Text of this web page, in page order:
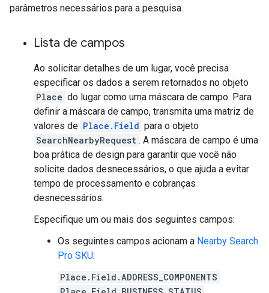
parâmetros necessários para a pesquisa.
Lista de campos
Ao solicitar detalhes de um lugar, você precisa
especificar os dados a serem retornados no objeto
Place do lugar como uma máscara de campo. Para
definir a máscara de campo, transmita uma matriz de
valores de Place.Field para o objeto
SearchNearbyRequest . A máscara de campo é uma
boa prática de design para garantir que você não
solicite dados desnecessários, o que ajuda a evitar
tempo de processamento e cobranças
desnecessários.
Especifique um ou mais dos seguintes campos:
Os seguintes campos acionam a Nearby Search
Pro SKU:
Place.Field.ADDRESS_COMPONENTS